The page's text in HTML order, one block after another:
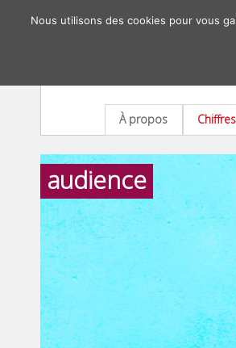
À propos
audience
Nous utilisons des cookies pour vous